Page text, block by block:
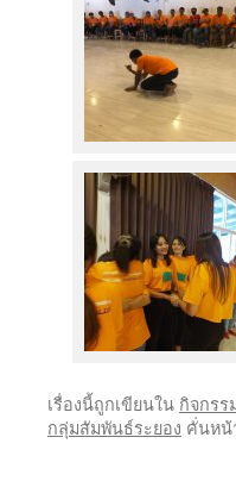
เรื่องนี้ถูกเขียนใน กิจกรร
กลุ่มสัมพันธ์ระยอง คั่นหน้